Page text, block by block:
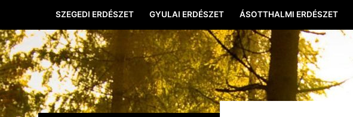
SZEGEDI ERDÉSZET GYULAI ERDÉSZET ÁSOTTHALMI ERDÉSZET